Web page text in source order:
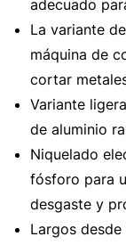
adecuado
La variante
máquina de
cortar
Variante
de aluminio
Niquelado
fósforo para
desgaste y
Largos desde